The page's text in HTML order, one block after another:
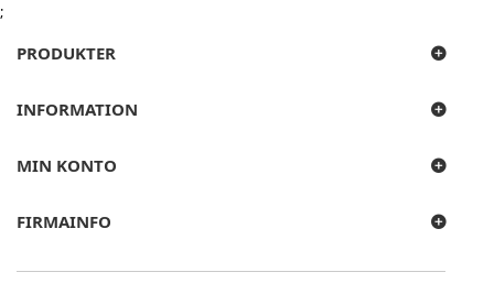
;
PRODUKTER
INFORMATION
MIN KONTO
FIRMAINFO